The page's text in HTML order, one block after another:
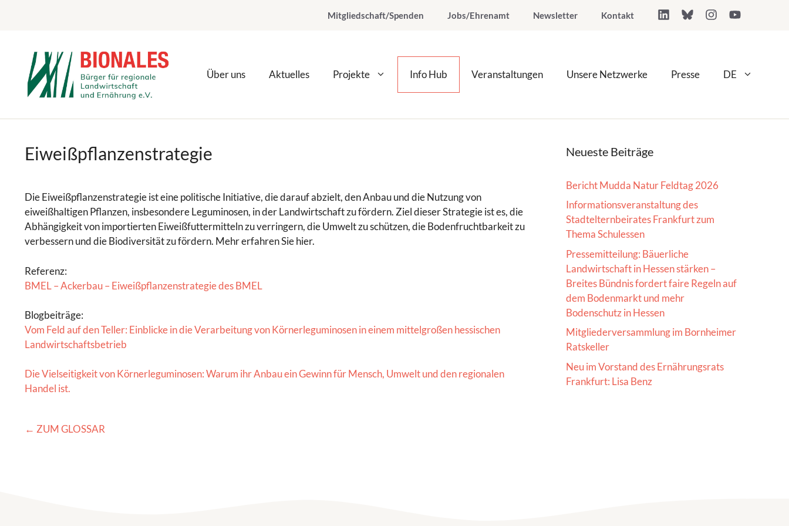
Mitgliedschaft/Spenden Jobs/Ehrenamt Newsletter Kontakt
Über uns Aktuelles Projekte Info Hub Veranstaltungen Unsere Netzwerke Presse DE
Eiweißpflanzenstrategie
Die Eiweißpflanzenstrategie ist eine politische Initiative, die darauf abzielt, den Anbau und die Nutzung von
eiweißhaltigen Pflanzen, insbesondere Leguminosen, in der Landwirtschaft zu fördern. Ziel dieser Strategie ist es, die
Abhängigkeit von importierten Eiweißfuttermitteln zu verringern, die Umwelt zu schützen, die Bodenfruchtbarkeit zu
verbessern und die Biodiversität zu fördern. Mehr erfahren Sie hier.
Referenz:
BMEL – Ackerbau – Eiweißpflanzenstrategie des BMEL
Blogbeiträge:
Vom Feld auf den Teller: Einblicke in die Verarbeitung von Körnerleguminosen in einem mittelgroßen hessischen
Landwirtschaftsbetrieb
Die Vielseitigkeit von Körnerleguminosen: Warum ihr Anbau ein Gewinn für Mensch, Umwelt und den regionalen
Handel ist.
← ZUM GLOSSAR
Neueste Beiträge
Bericht Mudda Natur Feldtag 2026
Informationsveranstaltung des
Stadtelternbeirates Frankfurt zum
Thema Schulessen
Pressemitteilung: Bäuerliche
Landwirtschaft in Hessen stärken –
Breites Bündnis fordert faire Regeln auf
dem Bodenmarkt und mehr
Bodenschutz in Hessen
Mitgliederversammlung im Bornheimer
Ratskeller
Neu im Vorstand des Ernährungsrats
Frankfurt: Lisa Benz